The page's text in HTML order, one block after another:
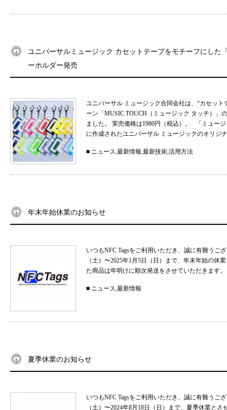
ユニバーサルミュージック カセットテープをモチーフにした
ーホルダー発売
ユニバーサル ミュージック合同会社は、“カセッ
ーン「MUSIC TOUCH（ミュージック タッチ）」
ました。 実売価格は1980円（税込）。 「ミュー
に作成されたユニバーサル ミュージックのオリジ
■ ニュース,最新情報,最新技術,活用方法
年末年始休業のお知らせ
いつもNFC Tagsをご利用いただき、誠に有難う
（土）〜2025年1月5日（日）まで、年末年始の
た商品は年明けに順次発送をさせていただきま
■ ニュース,最新情報
夏季休業のお知らせ
いつもNFC Tagsをご利用いただき、誠に有難う
（土）〜2024年8月18日（日）まで、夏季休業と